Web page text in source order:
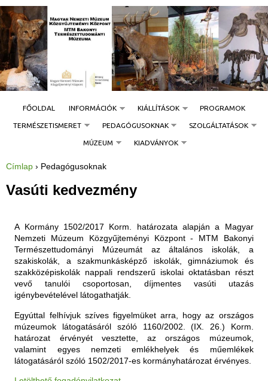
Jump to navigation
FŐOLDAL INFORMÁCIÓK KIÁLLÍTÁSOK PROGRAMOK
TERMÉSZETISMERET PEDAGÓGUSOKNAK SZOLGÁLTATÁSOK
MÚZEUM KIADVÁNYOK
J
l
e
Címlap › Pedagógusoknak
Vasúti kedvezmény
A Kormány 1502/2017 Korm. határozata alapján a Magyar
Nemzeti Múzeum Közgyűjteményi Központ - MTM Bakonyi
Természettudományi Múzeumát az általános iskolák, a
szakiskolák, a szakmunkásképző iskolák, gimnáziumok és
szakközépiskolák nappali rendszerű iskolai oktatásban részt
vevő tanulói csoportosan, díjmentes vasúti utazás
igénybevételével látogathatják.
Egyúttal felhívjuk szíves figyelmüket arra, hogy az országos
múzeumok látogatásáról szóló 1160/2002. (IX. 26.) Korm.
határozat érvényét vesztette, az országos múzeumok,
valamint egyes nemzeti emlékhelyek és műemlékek
látogatásáról szóló 1502/2017-es kormányhatározat érvényes.